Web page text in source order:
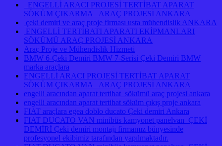
ENGELLİ ARACI PROJESİ TERTİBAT APARAT
SÖKÜM ÇIKARMA ARAÇ PROJESİ ANKARA
çeki demiri ve araç proje firması usta mühendislik ANKARA
ENGELLİ TERTİBATI APARATI EKİPMANLARI
SÖKÜMÜ ARAÇ PROJESİ ANKARA
Araç Proje ve Mühendislik Hizmeti
BMW 6-Çeki Demiri BMW 7-Serisi Çeki Demiri BMW
marka araçlara
ENGELLİ ARACI PROJESİ TERTİBAT APARAT
SÖKÜM ÇIKARMA ARAÇ PROJESİ ANKARA
engelli aracından aparat tertibat sökümü araç projesi ankara
engelli aracından aparat tertibat söküm çıkış proje ankara
FIAT araçlara egea doblo ducato Çeki demiri Ankara
FIAT DUCATO VAN minibüs kamyonet panelvan ÇEKİ
DEMİRİ Çeki demiri montajı firmamız bünyesinde
profesyonel ekibimiz tarafından yapılmaktadır.